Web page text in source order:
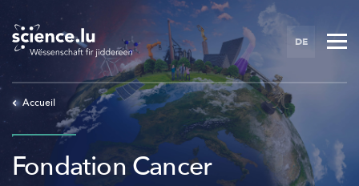
main
content
DE
Accueil
Fondation Cancer